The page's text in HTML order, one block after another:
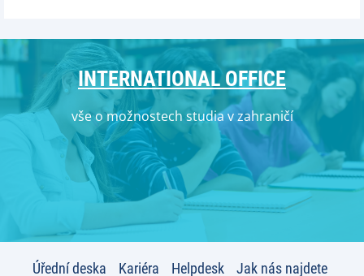
INTERNATIONAL OFFICE
vše o možnostech studia v zahraničí
Úřední deska Kariéra Helpdesk Jak nás najdete